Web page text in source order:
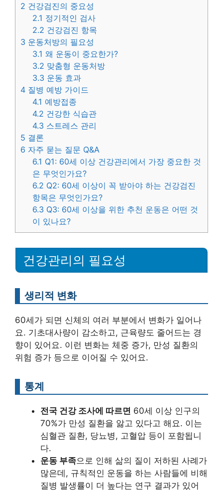
2 건강검진의 중요성
2.1 정기적인 검사
2.2 건강검진 항목
3 운동처방의 필요성
3.1 왜 운동이 중요한가?
3.2 맞춤형 운동처방
3.3 운동 효과
4 질병 예방 가이드
4.1 예방접종
4.2 건강한 식습관
4.3 스트레스 관리
5 결론
6 자주 묻는 질문 Q&A
6.1 Q1: 60세 이상 건강관리에서 가장 중요한 것
은 무엇인가요?
6.2 Q2: 60세 이상이 꼭 받아야 하는 건강검진
항목은 무엇인가요?
6.3 Q3: 60세 이상을 위한 추천 운동은 어떤 것
이 있나요?
건강관리의 필요성
생리적 변화
60세가 되면 신체의 여러 부분에서 변화가 일어나
요. 기초대사량이 감소하고, 근육량도 줄어드는 경
향이 있어요. 이런 변화는 체중 증가, 만성 질환의
위험 증가 등으로 이어질 수 있어요.
통계
전국 건강 조사에 따르면 60세 이상 인구의
70%가 만성 질환을 앓고 있다고 해요. 이는
심혈관 질환, 당뇨병, 고혈압 등이 포함됩니
다.
운동 부족으로 인해 삶의 질이 저하된 사례가
많은데, 규칙적인 운동을 하는 사람들에 비해
질병 발생률이 더 높다는 연구 결과가 있어